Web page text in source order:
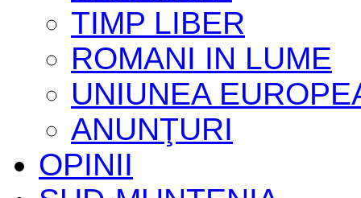
TIMP LIBER
ROMANI IN LUME
UNIUNEA
ANUNŢURI
OPINII